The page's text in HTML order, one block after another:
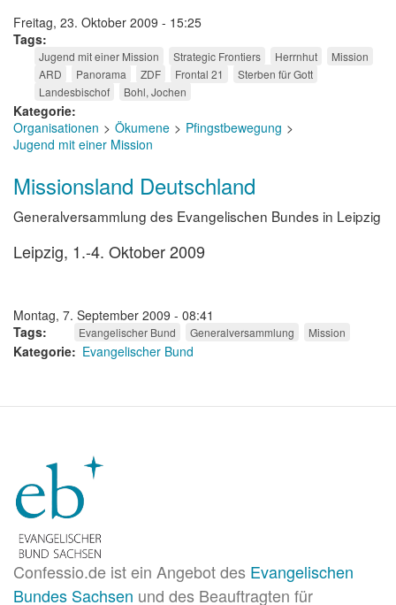
Freitag, 23. Oktober 2009 - 15:25
Tags
Jugend mit einer Mission Strategic Frontiers Herrnhut
Mission
ARD
Panorama ZDF Frontal 21
Sterben für Gott
Landesbischof
Bohl, Jochen
Kategorie
Organisationen
Ökumene
Pfingstbewegung
Jugend mit einer Mission
Missionsland Deutschland
Generalversammlung des Evangelischen Bundes in Leipzig
Leipzig, 1.-4. Oktober 2009
Montag, 7. September 2009 - 08:41
Tags
Evangelischer Bund Generalversammlung Mission
Kategorie Evangelischer Bund
Confessio.de ist ein Angebot des Evangelischen
Bundes Sachsen und des Beauftragten für